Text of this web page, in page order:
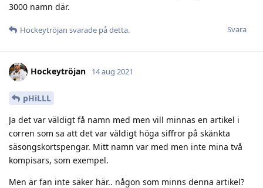
3000 namn där.
Svara
Hockeytröjan svarade på detta.
Hockeytröjan 14 aug 2021
pHiLLL
Ja det var väldigt få namn med men vill minnas en artikel i
corren som sa att det var väldigt höga siffror på skänkta
säsongskortspengar. Mitt namn var med men inte mina två
kompisars, som exempel.
Men är fan inte säker här.. någon som minns denna artikel?